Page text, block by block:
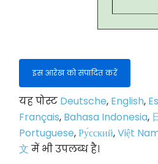
इस आरेख को संपादित करें
यह पोस्ट Deutsche, English,
Français, Bahasa Indonesia,
Portuguese,Ру́сский,Việt
文 में भी उपलब्ध है।